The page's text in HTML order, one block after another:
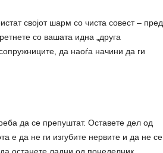
својот шарм со чиста совест – пред
со вашата идна „друга
да наоѓа начини да ги
да се препуштат. Оставете дел од
е да не ги изгубите нервите и да не се